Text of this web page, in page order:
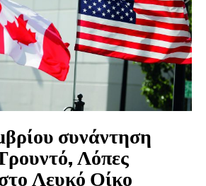
συνάντηση
Λόπες
Λευκό Οίκο